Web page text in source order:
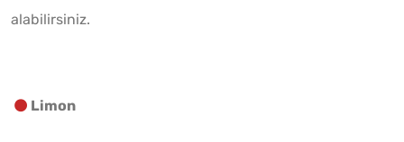
alabilirsiniz.
Limon